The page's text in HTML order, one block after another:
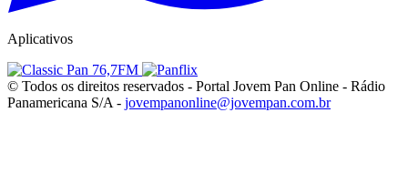
Aplicativos
© Todos os direitos reservados - Portal Jovem Pan Online - Rádio
Panamericana S/A - jovempanonline@jovempan.com.br